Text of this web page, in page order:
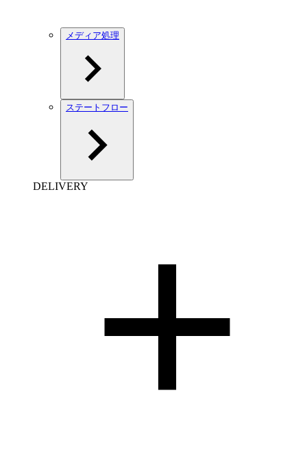
メディア処理
ステートフロー
DELIVERY